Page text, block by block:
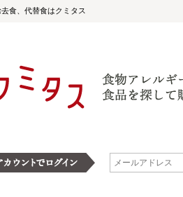
食、代替食はクミタス